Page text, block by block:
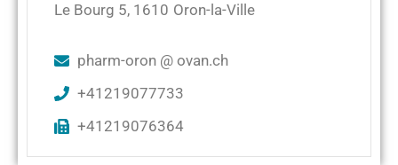
Le Bourg 5, 1610 Oron-la-Ville
pharm-oron @ ovan.ch
+41219077733
+41219076364